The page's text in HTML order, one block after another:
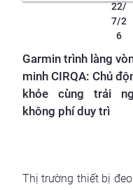
22/
7/2
6
Garmin trình làng
minh CIRQA: Chủ
khỏe cùng trải
không phí duy trì
Thị trường thiết bị